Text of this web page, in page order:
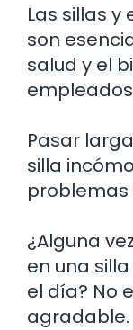
Las sillas
son
salud y el
Pasar
silla
problemas
¿Alguna
en una
el día? No
agradable.